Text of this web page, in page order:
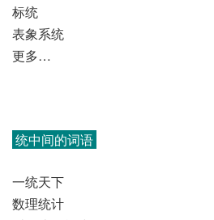
标统
表象系统
更多…
统中间的词语
一统天下
数理统计